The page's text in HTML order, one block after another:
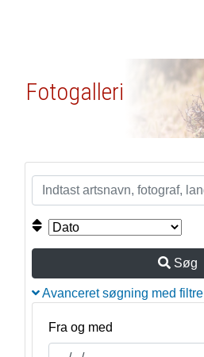
Fotogalleri
Søg
Avanceret søgning med filtre
Fra og med